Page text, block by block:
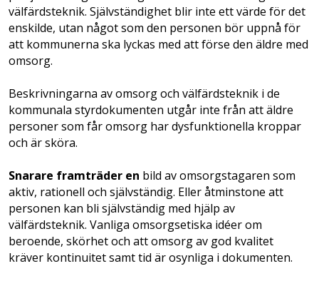
välfärdsteknik. Självständighet blir inte ett värde för det
enskilde, utan något som den personen bör uppnå för
att kommunerna ska lyckas med att förse den äldre med
omsorg.
Beskrivningarna av omsorg och välfärdsteknik i de
kommunala styrdokumenten utgår inte från att äldre
personer som får omsorg har dysfunktionella kroppar
och är sköra.
Snarare framträder en bild av omsorgstagaren som
ak­tiv, rationell och självständig. Eller åtminstone att
personen kan bli självständig med hjälp av
välfärdsteknik. Vanliga omsorgsetiska idéer om
beroende, skörhet och att omsorg av god kvalitet
kräver kontinuitet samt tid är osynliga i dokumenten.